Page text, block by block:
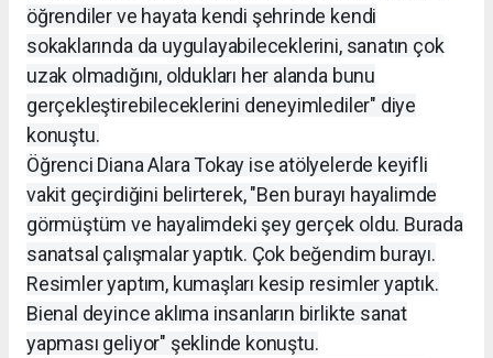
öğrendiler ve hayata kendi şehrinde kendi
sokaklarında da uygulayabileceklerini, sanatın çok
uzak olmadığını, oldukları her alanda bunu
gerçekleştirebileceklerini deneyimlediler" diye
konuştu.
Öğrenci Diana Alara Tokay ise atölyelerde keyifli
vakit geçirdiğini belirterek, "Ben burayı hayalimde
görmüştüm ve hayalimdeki şey gerçek oldu. Burada
sanatsal çalışmalar yaptık. Çok beğendim burayı.
Resimler yaptım, kumaşları kesip resimler yaptık.
Bienal deyince aklıma insanların birlikte sanat
yapması geliyor" şeklinde konuştu.